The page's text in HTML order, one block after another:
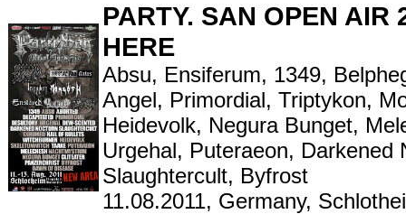
PARTY. SAN OPEN AIR
HERE
Absu, Ensiferum, 1349,
Angel, Primordial, Triptykon,
Heidevolk, Negura Bunget,
Urgehal, Puteraeon, Darkened
Slaughtercult, Byfrost
11.08.2011, Germany,